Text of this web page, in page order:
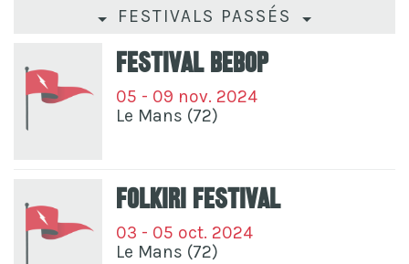
FESTIVALS PASSÉS
Festival Bebop
05 - 09 nov. 2024
Le Mans (72)
Folkiri Festival
03 - 05 oct. 2024
Le Mans (72)